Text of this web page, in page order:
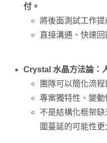
付。
將後面測試工作提
直接溝通、快速回
Crystal 水晶方法論：
團隊可以簡化流程
專案獨特性、變動
不是結構化框架
圍蔓延的可能性更